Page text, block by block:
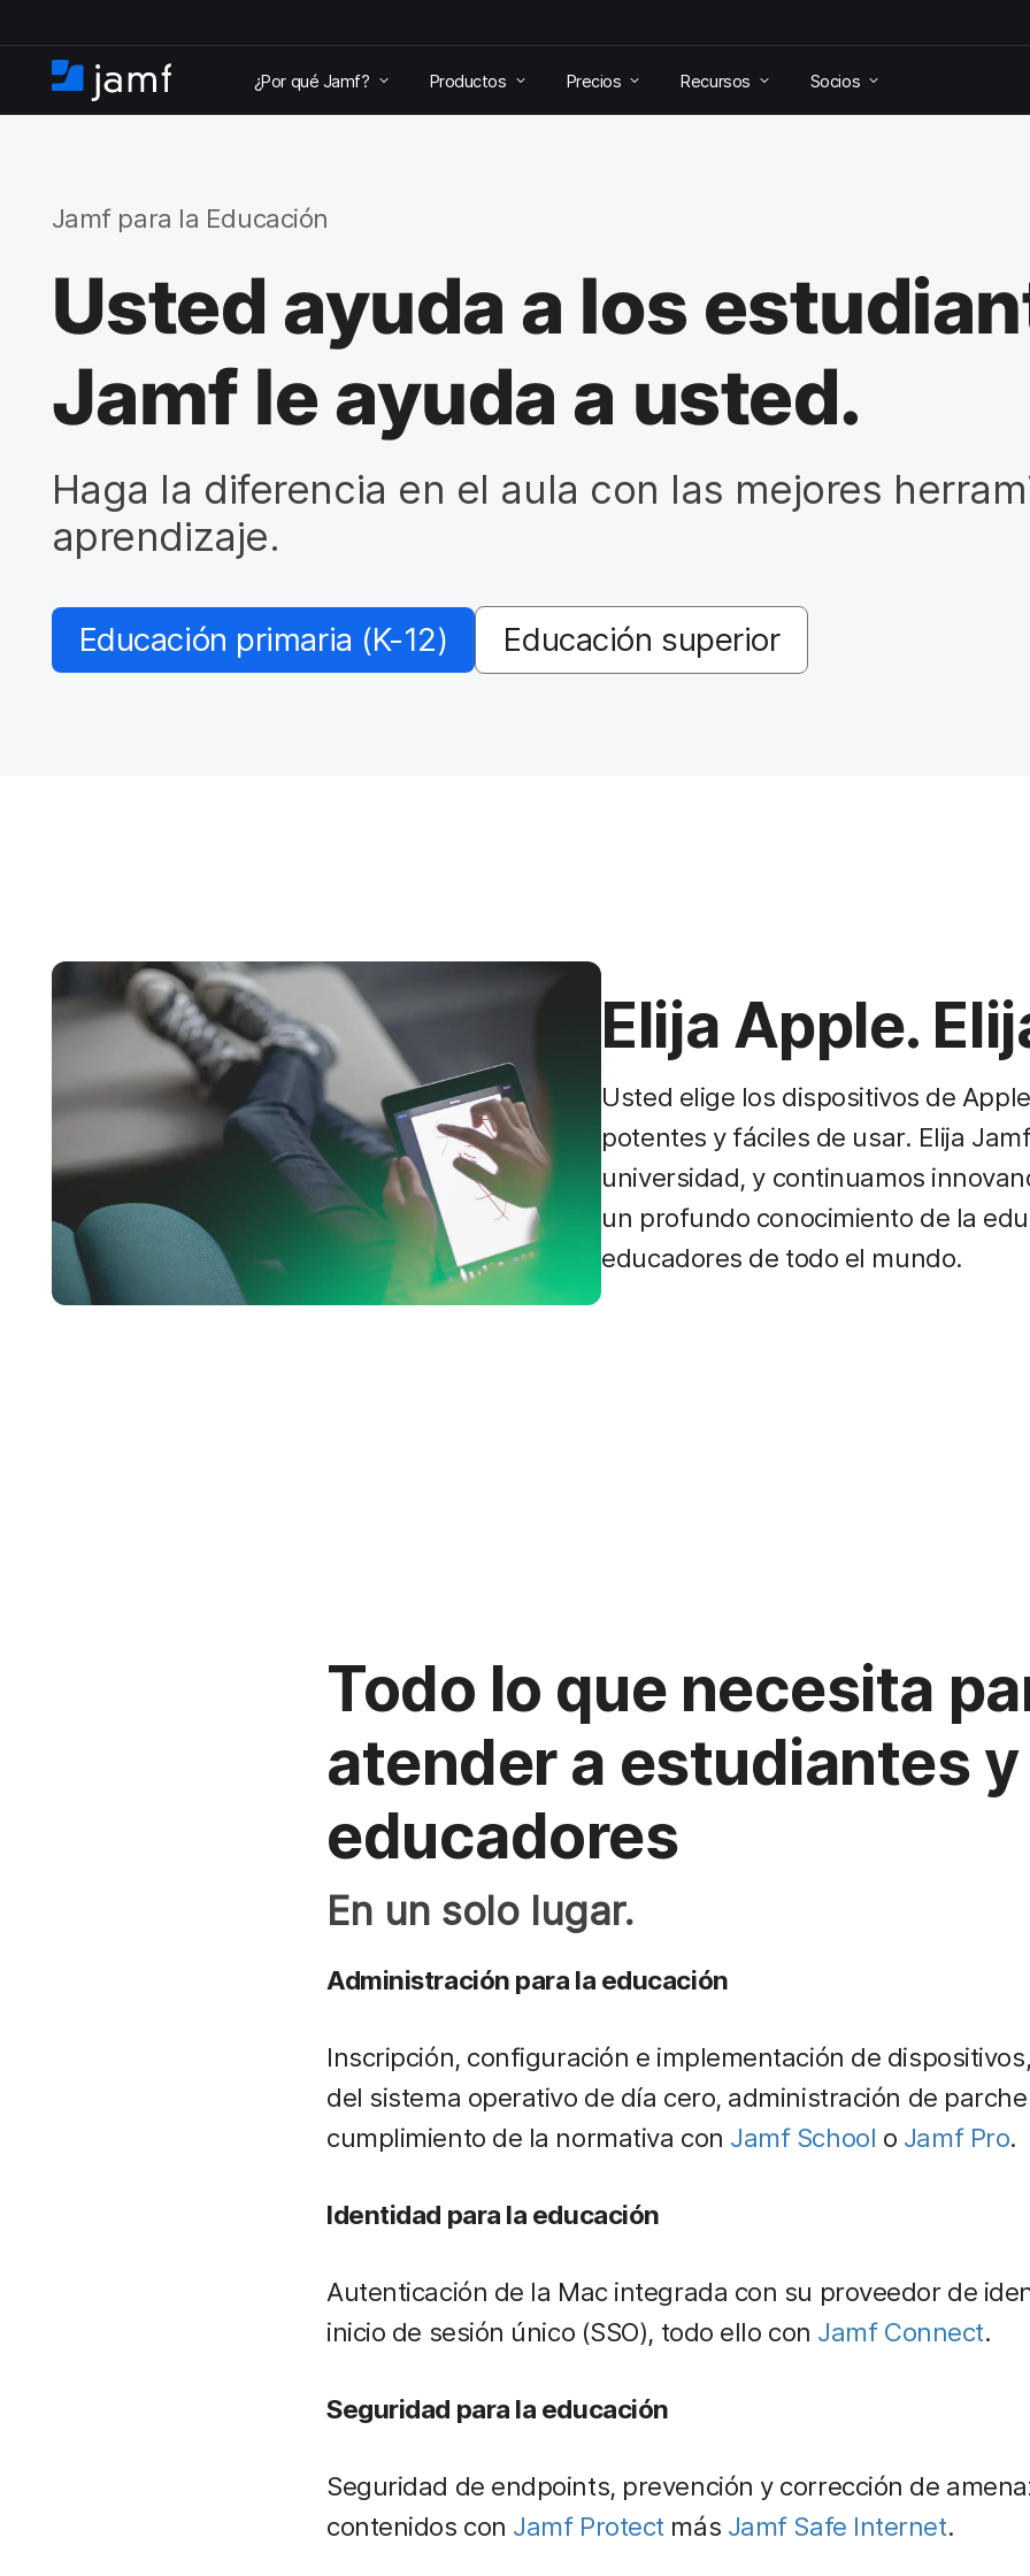
r
a
e
i
o
n
p
l
I
n
¿Por qué Jamf? Productos Precios Recursos Socios
Jamf para la Educación
Usted ayuda a los
Jamf le ayuda a usted.
Haga la diferencia en el aula con las mejores
aprendizaje.
Educación primaria (K-12) Educación superior
Elija Apple.
Usted elige los dispositivos de
potentes y fáciles de usar. Elija
universidad, y continuamos
un profundo conocimiento de la
educadores de todo el mundo.
Todo lo que necesita
atender a estudiantes y
educadores
En un solo lugar.
Administración para la educación
Inscripción, configuración e implementación de
del sistema operativo de día cero, administración de
cumplimiento de la normativa con Jamf School o Jamf Pro.
Identidad para la educación
Autenticación de la Mac integrada con su proveedor de
inicio de sesión único (SSO), todo ello con Jamf Connect.
Seguridad para la educación
Seguridad de endpoints, prevención y corrección de
contenidos con Jamf Protect más Jamf Safe Internet.